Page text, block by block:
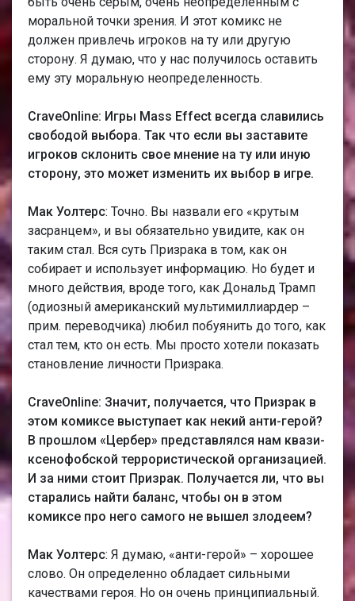
моральной точки зрения. И этот комикс не
должен привлечь игроков на ту или другую
сторону. Я думаю, что у нас получилось оставить
ему эту моральную неопределенность.
CraveOnline: Игры Мass Еffect всегда славились
свободой выбора. Так что если вы заставите
игроков склонить свое мнение на ту или иную
сторону, это может изменить их выбор в игре.
Мак Уолтерс: Точно. Вы назвали его «крутым
засранцем», и вы обязательно увидите, как он
таким стал. Вся суть Призрака в том, как он
собирает и использует информацию. Но будет и
много действия, вроде того, как Дональд Трамп
(одиозный американский мультимиллиардер –
прим. переводчика) любил побуянить до того, как
стал тем, кто он есть. Мы просто хотели показать
становление личности Призрака.
CraveOnline: Значит, получается, что Призрак в
этом комиксе выступает как некий анти-герой?
В прошлом «Цербер» представлялся нам квази-
ксенофобской террористической организацией.
И за ними стоит Призрак. Получается ли, что вы
старались найти баланс, чтобы он в этом
комиксе про него самого не вышел злодеем?
Мак Уолтерс: Я думаю, «анти-герой» – хорошее
слово. Он определенно обладает сильными
качествами героя. Но он очень принципиальный.